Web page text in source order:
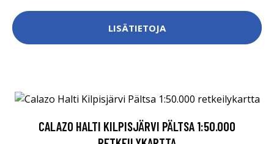
LISÄTIETOJA
CALAZO HALTI KILPISJÄRVI PÄLTSA 1:50.000